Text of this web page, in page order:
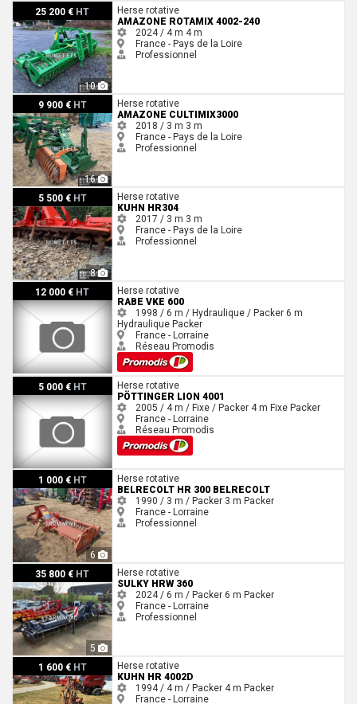
25 200 € HT
10
Amazone ROTAMIX 4002-240Herse rotative
AMAZONE ROTAMIX 4002-240
2024 / 4 m 4 m
France - Pays de la Loire
Professionnel
9 900 € HT
16
Amazone CULTIMIX3000Herse rotative
AMAZONE CULTIMIX3000
2018 / 3 m 3 m
France - Pays de la Loire
Professionnel
5 500 € HT
8
Kuhn HR304
Herse rotative
KUHN HR304
2017 / 3 m 3 m
France - Pays de la Loire
Professionnel
12 000 € HT
Rabe VKE 600
Herse rotative
RABE VKE 600
1998 / 6 m / Hydraulique / Packer 6 m
Hydraulique Packer
France - Lorraine
Réseau Promodis
5 000 € HT
Pöttinger LION 4001
Herse rotative
PÖTTINGER LION 4001
2005 / 4 m / Fixe / Packer 4 m Fixe Packer
France - Lorraine
Réseau Promodis
1 000 € HT
6
BelRecolt HR 300 BELRECOLTHerse rotative
BELRECOLT HR 300 BELRECOLT
1990 / 3 m / Packer 3 m Packer
France - Lorraine
Professionnel
35 800 € HT
5
Sulky HRW 360
Herse rotative
SULKY HRW 360
2024 / 6 m / Packer 6 m Packer
France - Lorraine
Professionnel
1 600 € HT
Kuhn Hr 4002d
Herse rotative
KUHN HR 4002D
1994 / 4 m / Packer 4 m Packer
France - Lorraine